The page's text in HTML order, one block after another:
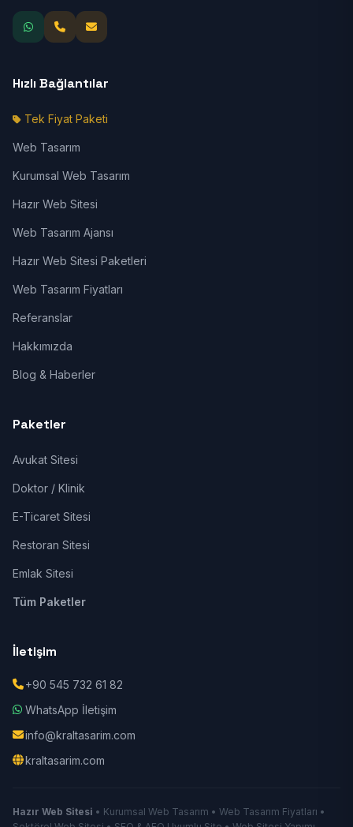
Hızlı Bağlantılar
Tek Fiyat Paketi
Web Tasarım
Kurumsal Web Tasarım
Hazır Web Sitesi
Web Tasarım Ajansı
Hazır Web Sitesi Paketleri
Web Tasarım Fiyatları
Referanslar
Hakkımızda
Blog & Haberler
Paketler
Avukat Sitesi
Doktor / Klinik
E-Ticaret Sitesi
Restoran Sitesi
Emlak Sitesi
Tüm Paketler
İletişim
+90 545 732 61 82
WhatsApp İletişim
info@kraltasarim.com
kraltasarim.com
Hazır Web Sitesi • Kurumsal Web Tasarım • Web Tasarım Fiyatları •